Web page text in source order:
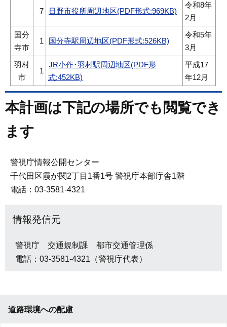
7 日野市役所周辺地区(PDF形式:969KB)
令和8年
2月
国分
寺市
1 国分寺駅周辺地区(PDF形式:526KB)
令和5年
3月
羽村
市
1
JR小作･羽村駅周辺地区(PDF形
式:452KB)
平成17
年12月
本計画は下記の場所でも閲覧でき
ます
警視庁情報公開センター
千代田区霞が関2丁目1番1号 警視庁本部庁舎1階
電話：03-3581-4321
情報発信元
警視庁 交通規制課 都市交通管理係
電話：03-3581-4321（警視庁代表）
道路環境への配慮